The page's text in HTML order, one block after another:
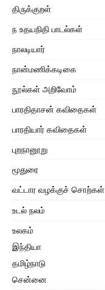
திருக்குறள்
ந உதயநிதி பாடல்கள்
நாலடியார்
நான்மணிக்கடிகை
நூல்கள் அறிவோம்
பாரதிதாசன் கவிதைகள்
பாரதியார் கவிதைகள்
புறநானூறு
மூதுரை
வட்டார வழக்குச் சொற்கள்
உடல் நலம்
உலகம்
இந்தியா
தமிழ்நாடு
சென்னை